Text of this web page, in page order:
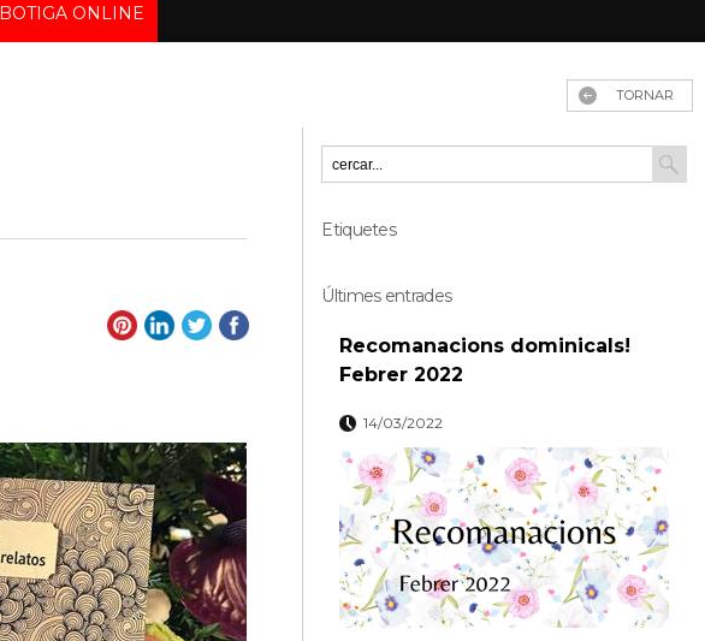
BOTIGA ONLINE
TORNAR
Etiquetes
Últimes entrades
Recomanacions dominicals!
Febrer 2022
14/03/2022